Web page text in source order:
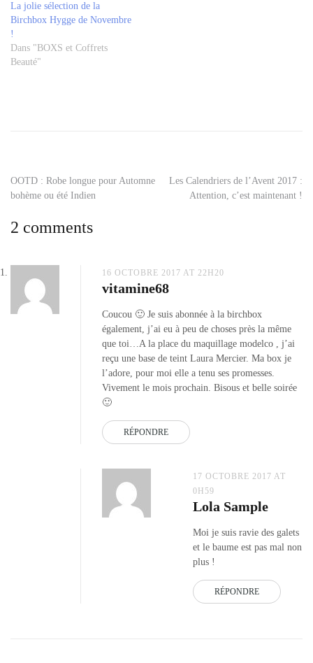
La jolie sélection de la
Birchbox Hygge de Novembre
!
Dans "BOXS et Coffrets
Beauté"
chic
fille,
beauté,
paul
and
joe
Navigation
l’article
OOTD : Robe longue pour Automne
bohème ou été Indien
Les Calendriers de l’Avent 2017 :
Attention, c’est maintenant !
2 comments
16 OCTOBRE 2017 AT 22H20
vitamine68
Coucou 🙂 Je suis abonnée à la birchbox
également, j’ai eu à peu de choses près la même
que toi…A la place du maquillage modelco , j’ai
reçu une base de teint Laura Mercier. Ma box je
l’adore, pour moi elle a tenu ses promesses.
Vivement le mois prochain. Bisous et belle soirée
🙂
RÉPONDRE
17 OCTOBRE 2017 AT
0H59
Lola Sample
Moi je suis ravie des galets
et le baume est pas mal non
plus !
RÉPONDRE